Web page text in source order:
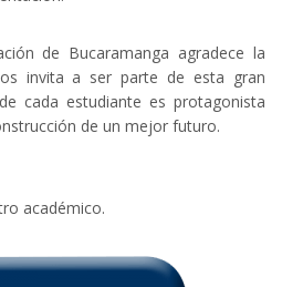
de Bucaramanga agradece la
invita a ser parte de esta gran
cada estudiante es protagonista
de un mejor futuro.
académico.